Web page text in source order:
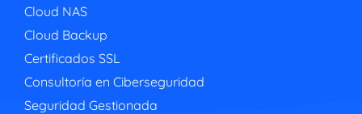
Cloud NAS
Cloud Backup
Certificados SSL
Consultoría en Ciberseguridad
Seguridad Gestionada